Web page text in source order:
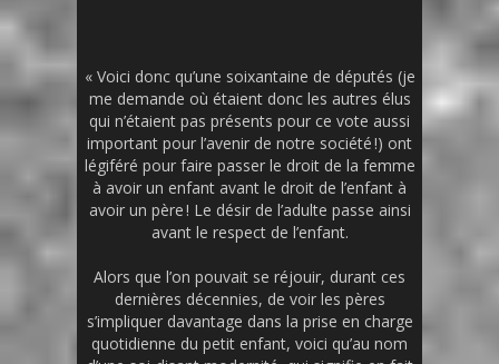
« Voici donc qu’une soixantaine de députés (je
me demande où étaient donc les autres élus
qui n’étaient pas présents pour ce vote aussi
important pour l’avenir de notre société !) ont
légiféré pour faire passer le droit de la femme
à avoir un enfant avant le droit de l’enfant à
avoir un père ! Le désir de l’adulte passe ainsi
avant le respect de l’enfant.
Alors que l’on pouvait se réjouir, durant ces
dernières décennies, de voir les pères
s’impliquer davantage dans la prise en charge
quotidienne du petit enfant, voici qu’au nom